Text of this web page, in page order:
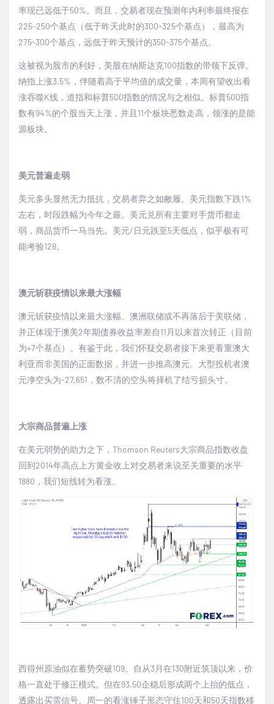
率现已远低于50%。而且，交易者现在预测年内利率最终报在
225-250个基点（低于昨天此时的300-325个基点），最高为
275-300个基点，远低于昨天预计的350-375个基点。
这被视为股市的利好，美股在纳斯达克100指数的带领下反弹。
纳指上涨3.5% ，伴随着高于平均值的成交量，本周有望收出看
涨吞噬K线，道指和标普500指数的情况与之相似。标普500指
数有94%的个股当天上涨，并且 11个板块悉数走高，领涨的是能
源板块。
美元普遍走弱
美元多头显然无力抵抗，交易者弃之如敝履。美元指数下跌1%
左右，时段跌幅为今年之最。美元兑所有主要对手货币都走
弱，商品货币一马当先。美元/日元跌至5天低点，似乎极有可
能考验128。
澳元斩获疫情以来最大涨幅
澳元斩获疫情以来最大涨幅。澳洲联储或不再落后于美联储，
并正体现于澳美2年期债券收益率差自11 月以来首次转正（目前
为+7个基点）。有鉴于此，我们怀疑交易者接下来更看重澳大
利亚而非美国的正面数据，并进一步推高澳元。大型投机者澳
元净空头为-27,651 ，数不清的空头将择机了结亏损头寸。
大宗商品普遍上涨
在美元弱势的助力之下， Thomson Reuters大宗商品指数收盘
回到2014年高点上方黄金收上对交易者来说至关重要的水平
1880 ，我们短线转为看涨。
西得州原油似在蓄势突破109。自从3月在130附近筑顶以来，价
格一直处于修正模式。但在93.50企稳后形成两个上抬的低点，
透露出买需信号。周一的看涨锤子形态守住100天和50天指数移